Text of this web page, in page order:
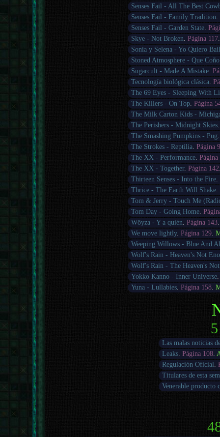
Senses Fail - All The Best
Senses Fail - Family Tradition.
Senses Fail - Garden State.
Skye - Not Broken.Página 117
Sonia y Selena - Yo Quiero
Stoned Atmosphere - Que
Sugarcult - Made A Mistake.
Tecnología biológica clásica.
The 69 Eyes - Sleeping With
The Killers - On Top.Página
The Milk Carton Kids -
The Perishers - Midnight Skies
The Smashing Pumpkins - Pug
The Strokes - Reptilia.Página
The XX - Performance.Página
The XX - Together.Página 142
Thirteen Senses - Into the Fire.
Thrice - The Earth Will Shake.
Tom & Jerry - Touch Me
Tom Day - Going Home.
Wöyza - Y a quién.Página 143
We move lightly.Página 129.
Weeping Willows - Blue And
Wolf's Rain - Heaven's Not
Wolf's Rain - The Heaven's
Yokko Kanno - Inner Universe
Yuna - Lullabies.Página 158.
Las malas noticias
Leaks .Página 108
Regulación Oficial .
Titulares de esta
Venerable producto